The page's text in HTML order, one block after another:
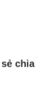
chia